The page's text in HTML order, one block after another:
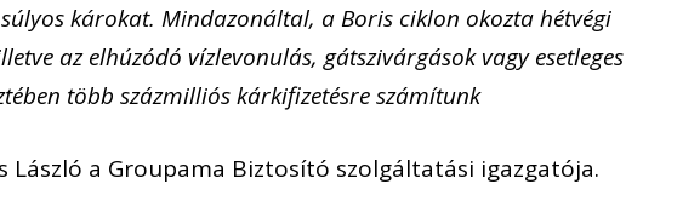
károkat. Mindazonáltal, a Boris ciklon okozta hétvégi
az elhúzódó vízlevonulás, gátszivárgások vagy esetleges
több százmilliós kárkifizetésre számítunk
László a Groupama Biztosító szolgáltatási igazgatója.